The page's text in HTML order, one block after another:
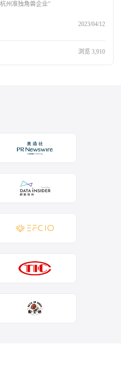
州准独角兽企业”
2023/04/12
浏览 3,910